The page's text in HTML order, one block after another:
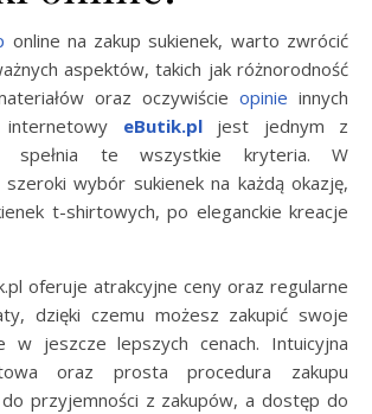
online na zakup sukienek, warto zwrócić
aspektów, takich jak różnorodność
oraz oczywiście opinie innych
internetowy eButik.pljest jednym z
spełnia te wszystkie kryteria. W
wybór sukienek na każdą okazję,
t-shirtowych, po eleganckie kreacje
oferuje atrakcyjne ceny oraz regularne
dzięki czemu możesz zakupić swoje
w jeszcze lepszych cenach. Intuicyjna
oraz prosta procedura zakupu
przyjemności z zakupów, a dostęp do